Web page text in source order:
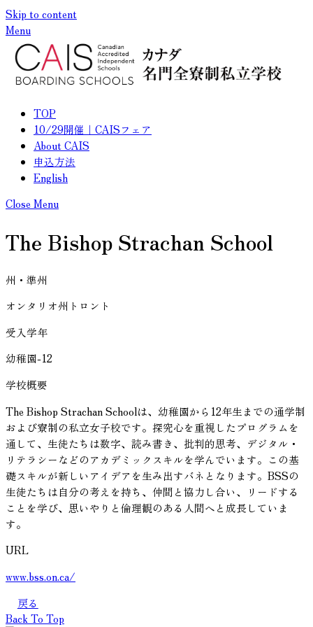
Skip to content
Menuメニュー
閉じる
TOP
10/29開催｜CAISフェア
About CAIS
申込方法
English
Close Menu
The Bishop Strachan School
州・準州
オンタリオ州トロント
受入学年
幼稚園-12
学校概要
The Bishop Strachan Schoolは、幼稚園から12年生までの通学制
および寮制の私立女子校です。探究心を重視したプログラムを
通して、生徒たちは数字、読み書き、批判的思考、デジタル・
リテラシーなどのアカデミックスキルを学んでいます。この基
礎スキルが新しいアイデアを生み出すバネとなります。BSSの
生徒たちは自分の考えを持ち、仲間と協力し合い、リードする
ことを学び、思いやりと倫理観のある人間へと成長していま
す。
URL
www.bss.on.ca/
戻る
Back To Top